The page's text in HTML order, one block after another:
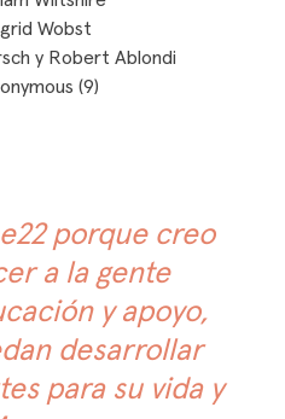
Wobst
y Robert Ablondi
(9)
porque creo
a la gente
y apoyo,
desarrollar
para su vida y